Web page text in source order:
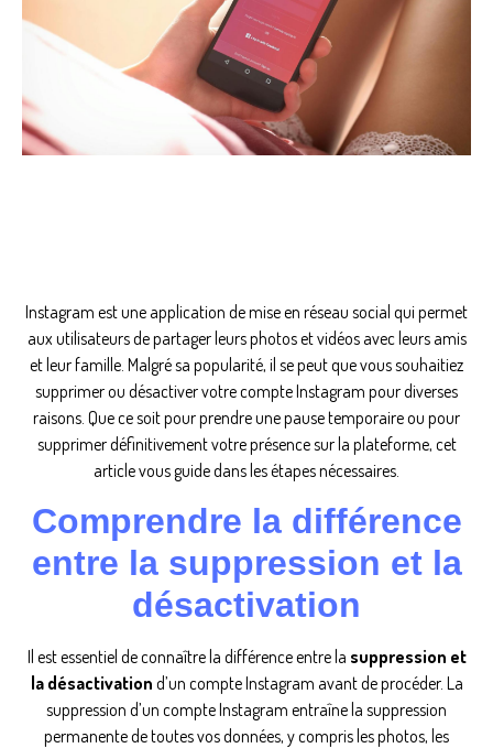
Instagram est une application de mise en réseau social qui permet
aux utilisateurs de partager leurs photos et vidéos avec leurs amis
et leur famille. Malgré sa popularité, il se peut que vous souhaitiez
supprimer ou désactiver votre compte Instagram pour diverses
raisons. Que ce soit pour prendre une pause temporaire ou pour
supprimer définitivement votre présence sur la plateforme, cet
article vous guide dans les étapes nécessaires.
Comprendre la différence
entre la suppression et la
désactivation
Il est essentiel de connaître la différence entre la suppression et
la désactivation d’un compte Instagram avant de procéder. La
suppression d’un compte Instagram entraîne la suppression
permanente de toutes vos données, y compris les photos, les